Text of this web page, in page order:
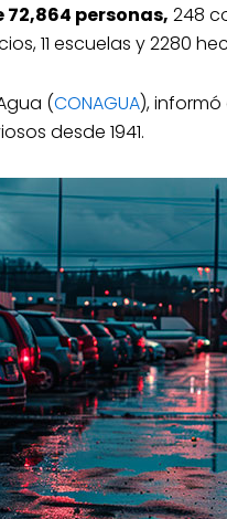
personas, 248
11 escuelas y 2280
(CONAGUA),
desde 1941.